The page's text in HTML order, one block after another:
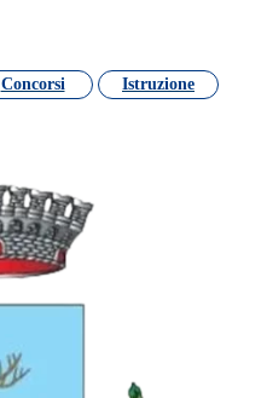
Concorsi Istruzione